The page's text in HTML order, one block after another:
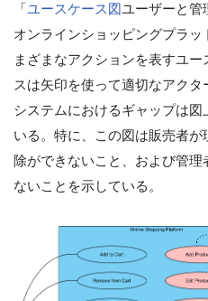
「ユースケース図ユーザーと管
オンラインショッピングプラ
まざまなアクションを表すユ
スは矢印を使って適切なアク
システムにおけるギャップは
いる。特に、この図は販売者
除ができないこと、および管
ないことを示している。